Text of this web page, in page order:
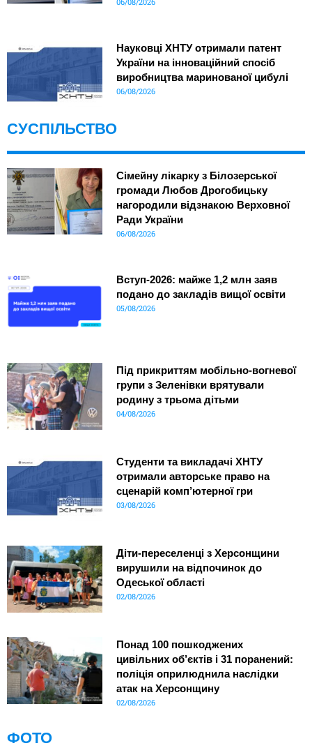
Науковці ХНТУ отримали патент
України на інноваційний спосіб
виробництва маринованої цибулі
06/08/2026
СУСПІЛЬСТВО
Сімейну лікарку з Білозерської
громади Любов Дрогобицьку
нагородили відзнакою Верховної
Ради України
06/08/2026
Вступ-2026: майже 1,2 млн заяв
подано до закладів вищої освіти
05/08/2026
Під прикриттям мобільно-вогневої
групи з Зеленівки врятували
родину з трьома дітьми
04/08/2026
Студенти та викладачі ХНТУ
отримали авторське право на
сценарій комп’ютерної гри
03/08/2026
Діти-переселенці з Херсонщини
вирушили на відпочинок до
Одеської області
02/08/2026
Понад 100 пошкоджених
цивільних об’єктів і 31 поранений:
поліція оприлюднила наслідки
атак на Херсонщину
02/08/2026
ФОТО